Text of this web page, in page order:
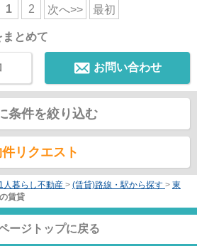
1 2 次へ>> 最初
とめて
お問い合わせ
条件を絞り込む
リクエスト
人暮らし不動産 > (賃貸)路線・駅から探す > 東
賃貸
ージトップに戻る